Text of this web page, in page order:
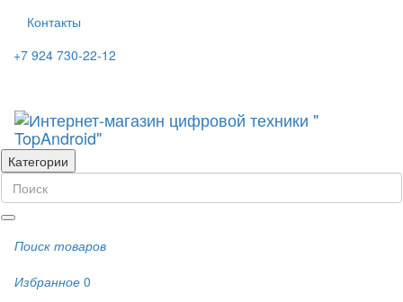
Контакты
+7 924 730-22-12
Категории
Поиск товаров
Избранное 0